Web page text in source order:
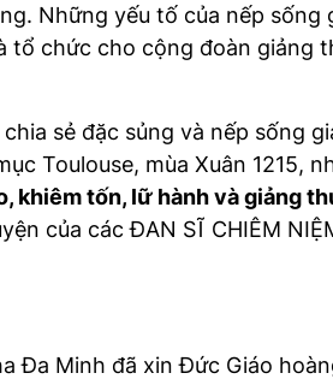
Những yếu tố của nếp
chức cho cộng đoàn giảng
sẻ đặc sủng và nếp sống
Toulouse, mùa Xuân 1215,
khiêm tốn, lữ hành và giảng
của các ĐAN SĨ CHIÊM
Đa Minh đã xin Đức Giáo